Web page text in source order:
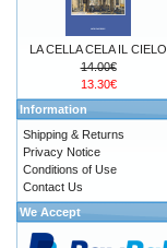
LA CELLA CELA IL CIELO
14.00€
13.30€
Information
Shipping & Returns
Privacy Notice
Conditions of Use
Contact Us
We Accept